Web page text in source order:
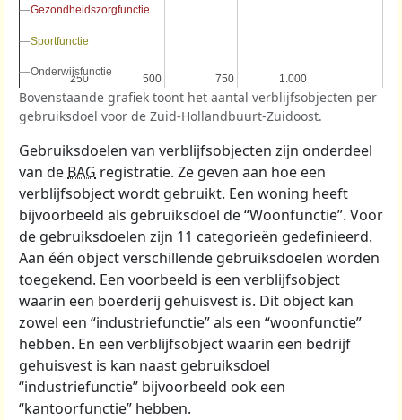
250
250 500
500 750
750 1.000
1.000
Gezondheidszorgfunctie
Gezondheidszorgfunctie
Sportfunctie
Sportfunctie
Onderwijsfunctie
Onderwijsfunctie
Bovenstaande grafiek toont het aantal verblijfsobjecten per
gebruiksdoel voor de Zuid-Hollandbuurt-Zuidoost.
Gebruiksdoelen van verblijfsobjecten zijn onderdeel
van de BAG registratie. Ze geven aan hoe een
verblijfsobject wordt gebruikt. Een woning heeft
bijvoorbeeld als gebruiksdoel de “Woonfunctie”. Voor
de gebruiksdoelen zijn 11 categorieën gedefinieerd.
Aan één object verschillende gebruiksdoelen worden
toegekend. Een voorbeeld is een verblijfsobject
waarin een boerderij gehuisvest is. Dit object kan
zowel een “industriefunctie” als een “woonfunctie”
hebben. En een verblijfsobject waarin een bedrijf
gehuisvest is kan naast gebruiksdoel
“industriefunctie” bijvoorbeeld ook een
“kantoorfunctie” hebben.